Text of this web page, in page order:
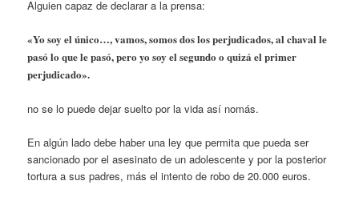
Alguien capaz de declarar a la prensa:
«Yo soy el único…, vamos, somos dos los perjudicados, al chaval le
pasó lo que le pasó, pero yo soy el segundo o quizá el primer
perjudicado».
no se lo puede dejar suelto por la vida así nomás.
En algún lado debe haber una ley que permita que pueda ser
sancionado por el asesinato de un adolescente y por la posterior
tortura a sus padres, más el intento de robo de 20.000 euros.